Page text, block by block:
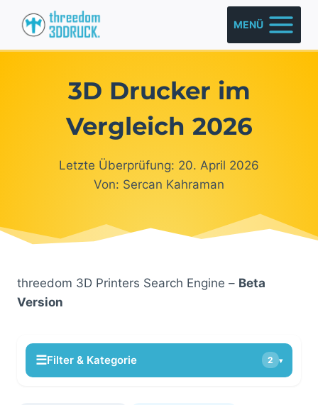
Inhalt
springen
MENÜ
3D Drucker im
Vergleich 2026
Letzte Überprüfung: 20. April 2026
Von: Sercan Kahraman
threedom 3D Printers Search Engine – Beta
Version
☰Filter & Kategorie 2 ▾